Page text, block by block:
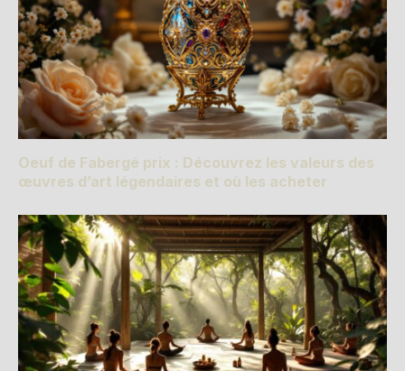
Oeuf de Fabergé prix : Découvrez les valeurs des
œuvres d’art légendaires et où les acheter